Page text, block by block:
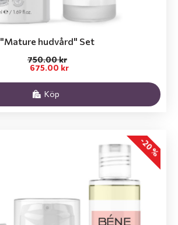
"Мature hudvård" Set
675.00 kr
750.00 kr
Köp
-20 %